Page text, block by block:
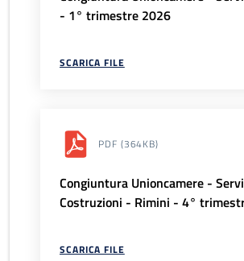
- 1° trimestre 2026
SCARICA FILE
PDF (364KB)
Congiuntura Unioncamere -
Costruzioni - Rimini - 4°
SCARICA FILE